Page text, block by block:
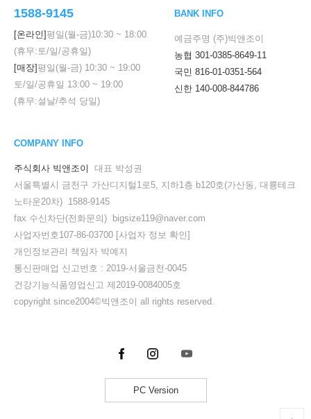
1588-9145
[온라인]평일(월-금)10:30 ~ 18:00
(휴무:토/일/공휴일)
[매장]평일(월-금) 10:30 ~ 19:00
토/일/공휴일 13:00 ~ 19:00
(휴무:설날/추석 당일)
BANK INFO
예금주명 (주)빅앤조이
농협 301-0385-8649-11
국민 816-01-0351-564
신한 140-008-844786
COMPANY INFO
주식회사 빅앤조이
대표 박성권
서울특별시 금천구 가산디지털1로5, 지하1층 b120호(가산동, 대륭테크
노타운20차) 1588-9145
fax 수신차단(전화문의) bigsize119@naver.com
사업자번호107-86-03700 [사업자 정보 확인]
개인정보관리 책임자 박예지
통신판매업 신고번호 : 2019-서울금천-0045
건강기능식품영업신고 제2019-0084005호
copyright since2004©빅앤조이 all rights reserved.
PC Version